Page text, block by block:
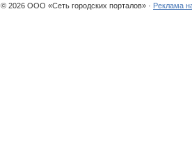
© 2026 ООО «Сеть городских порталов» · Реклама